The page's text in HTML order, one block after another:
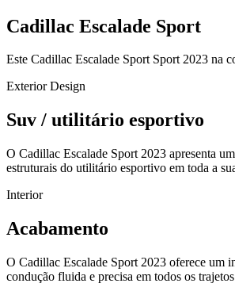
Cadillac Escalade Sport
Este Cadillac Escalade Sport Sport 2023 na
Exterior Design
Suv / utilitário esportivo
O Cadillac Escalade Sport 2023 apresenta
estruturais do utilitário esportivo em toda a
Interior
Acabamento
O Cadillac Escalade Sport 2023 oferece um
condução fluida e precisa em todos os